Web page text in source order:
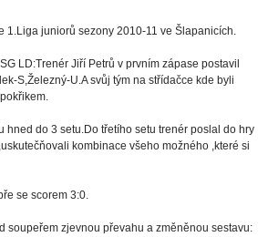
1.Liga juniorů sezony 2010-11 ve Šlapanicích.
LD:Trenér Jiří Petrů v prvním zápase postavil
S,Železný-U.A svůj tým na střídačce kde byli
do 3 setu.Do třetího setu trenér poslal do hry
kombinace všeho možného ,které si
se scorem 3:0.
soupeřem zjevnou převahu a změněnou sestavu: